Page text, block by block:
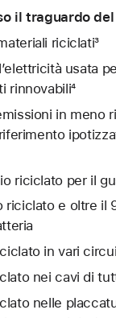
il traguardo
riciclati³
usata
rinnovabili⁴
in meno
riciclato per il
riciclato e oltre il
in vari
nei cavi di
nelle